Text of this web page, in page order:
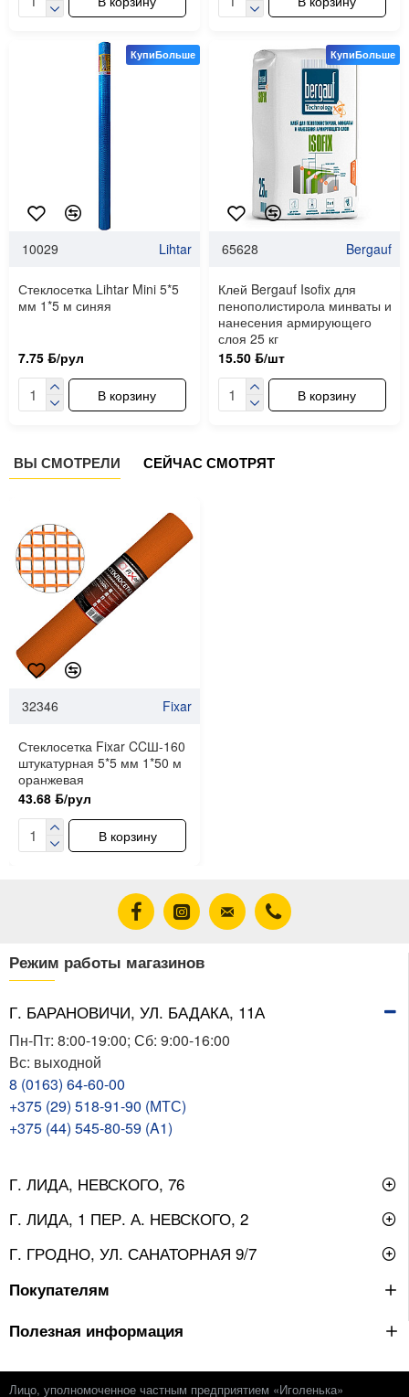
КупиБольше
10029 Lihtar
Стеклосетка Lihtar Mini 5*5
мм 1*5 м синяя
7.75 ƃ/рул
В корзину
КупиБольше
65628 Bergauf
Клей Bergauf Isofix для
пенополистирола минваты и
нанесения армирующего
слоя 25 кг
15.50 ƃ/шт
В корзину
ВЫ СМОТРЕЛИ СЕЙЧАС СМОТРЯТ
32346 Fixar
Стеклосетка Fixar CCШ-160
штукатурная 5*5 мм 1*50 м
оранжевая
43.68 ƃ/рул
В корзину
Режим работы магазинов
Г. БАРАНОВИЧИ, УЛ. БАДАКА, 11А
Пн-Пт: 8:00-19:00; Сб: 9:00-16:00
Вс: выходной
8 (0163) 64-60-00
+375 (29) 518-91-90 (МТС)
+375 (44) 545-80-59 (A1)
Г. ЛИДА, НЕВСКОГО, 76
Г. ЛИДА, 1 ПЕР. А. НЕВСКОГО, 2
Г. ГРОДНО, УЛ. САНАТОРНАЯ 9/7
Покупателям
Полезная информация
Лицо, уполномоченное частным предприятием «Иголенька»